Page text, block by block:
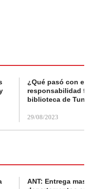
¿Qué pasó con el
responsabilidad
biblioteca de
29/08/2023
ANT: Entrega